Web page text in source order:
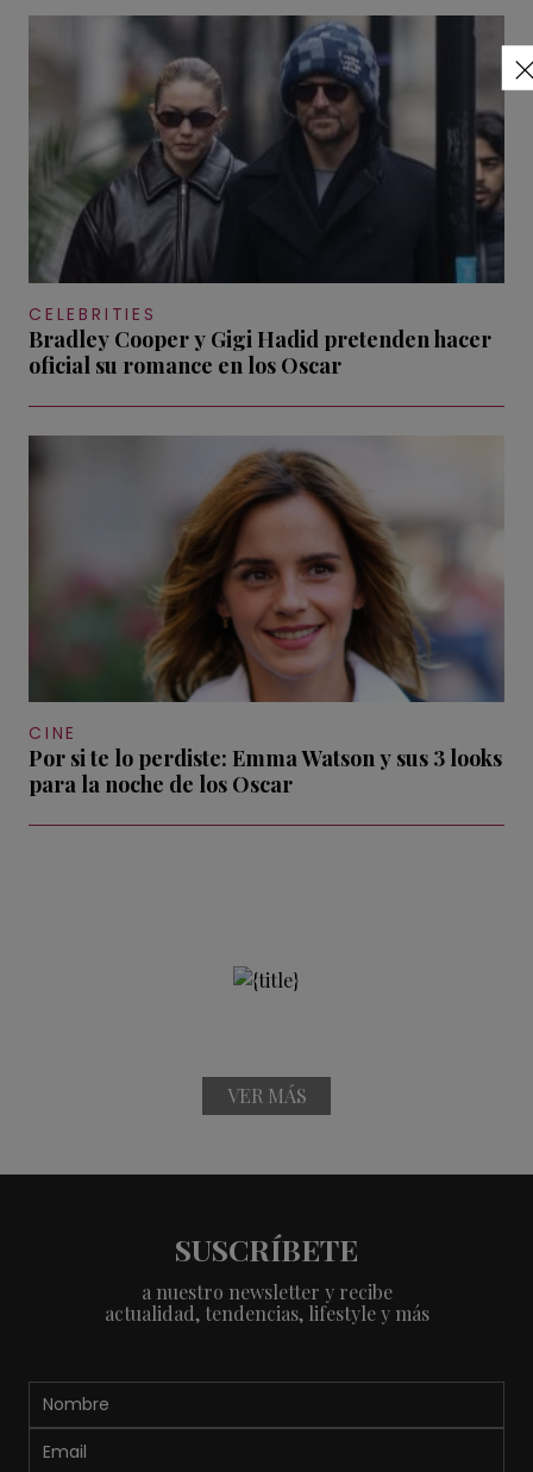
CELEBRITIES
Bradley Cooper y Gigi Hadid pretenden hacer
oficial su romance en los Oscar
CINE
Por si te lo perdiste: Emma Watson y sus 3 looks
para la noche de los Oscar
VER MÁS
SUSCRÍBETE
a nuestro newsletter y recibe
actualidad, tendencias, lifestyle y más